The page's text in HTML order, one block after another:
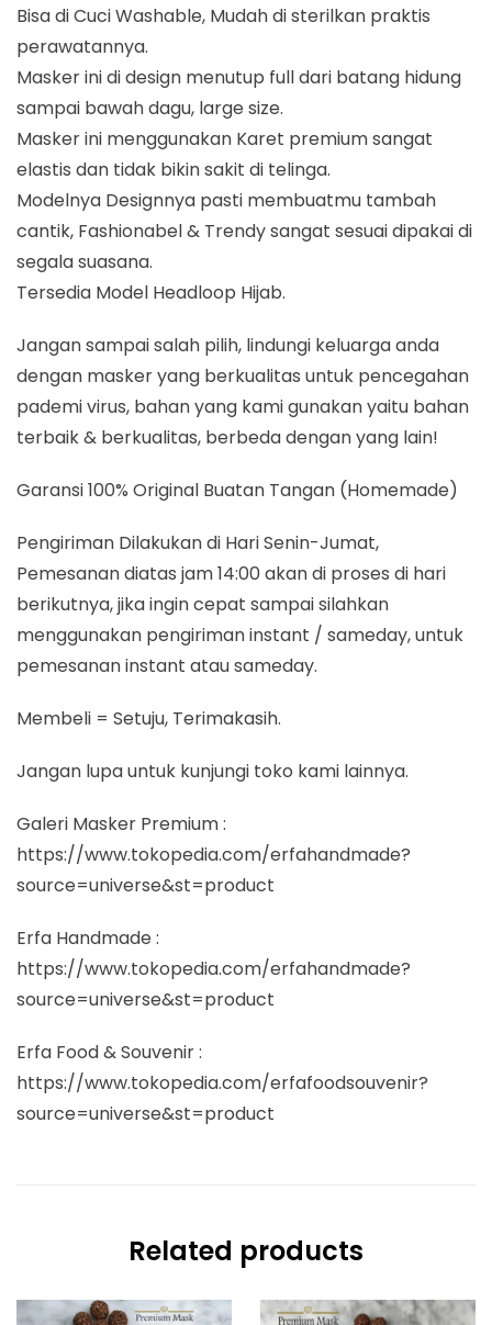
Bisa di Cuci Washable, Mudah di sterilkan praktis
perawatannya.
Masker ini di design menutup full dari batang hidung
sampai bawah dagu, large size.
Masker ini menggunakan Karet premium sangat
elastis dan tidak bikin sakit di telinga.
Modelnya Designnya pasti membuatmu tambah
cantik, Fashionabel & Trendy sangat sesuai dipakai di
segala suasana.
Tersedia Model Headloop Hijab.
Jangan sampai salah pilih, lindungi keluarga anda
dengan masker yang berkualitas untuk pencegahan
pademi virus, bahan yang kami gunakan yaitu bahan
terbaik & berkualitas, berbeda dengan yang lain!
Garansi 100% Original Buatan Tangan (Homemade)
Pengiriman Dilakukan di Hari Senin-Jumat,
Pemesanan diatas jam 14:00 akan di proses di hari
berikutnya, jika ingin cepat sampai silahkan
menggunakan pengiriman instant / sameday, untuk
pemesanan instant atau sameday.
Membeli = Setuju, Terimakasih.
Jangan lupa untuk kunjungi toko kami lainnya.
Galeri Masker Premium :
https://www.tokopedia.com/erfahandmade?
source=universe&st=product
Erfa Handmade :
https://www.tokopedia.com/erfahandmade?
source=universe&st=product
Erfa Food & Souvenir :
https://www.tokopedia.com/erfafoodsouvenir?
source=universe&st=product
Related products